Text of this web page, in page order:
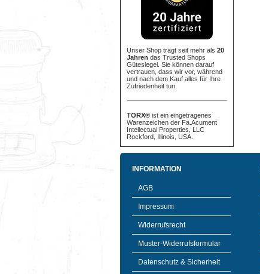
Unser Shop trägt seit mehr als 20
Jahren das Trusted Shops
Gütesiegel. Sie können darauf
vertrauen, dass wir vor, während
und nach dem Kauf alles für Ihre
Zufriedenheit tun.
TORX® ist ein eingetragenes
Warenzeichen der Fa.Acument
Intellectual Properties, LLC
Rockford, Illinois, USA.
INFORMATION
AGB
Impressum
Widerrufsrecht
Muster-Widerrufsformular
Datenschutz & Sicherheit